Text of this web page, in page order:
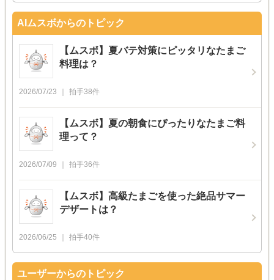
AIムスボからのトピック
【ムスボ】夏バテ対策にピッタリなたまご
料理は？
2026/07/23 拍手38件
【ムスボ】夏の朝食にぴったりなたまご料
理って？
2026/07/09 拍手36件
【ムスボ】高級たまごを使った絶品サマー
デザートは？
2026/06/25 拍手40件
ユーザーからのトピック